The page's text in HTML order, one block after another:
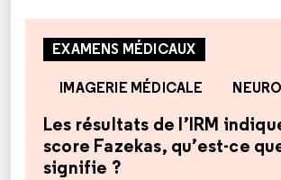
EXAMENS MÉDICAUX
IMAGERIE MÉDICALE
Les résultats de l’IRM
score Fazekas, qu’est-ce
signifie ?